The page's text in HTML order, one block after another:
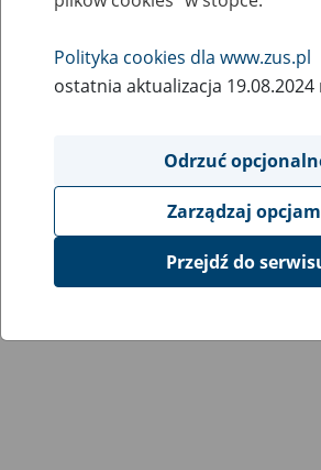
Polityka cookies dla www.zus.pl
ostatnia aktualizacja 19.08.2024
Odrzuć
Zarządzaj
Przejdź do